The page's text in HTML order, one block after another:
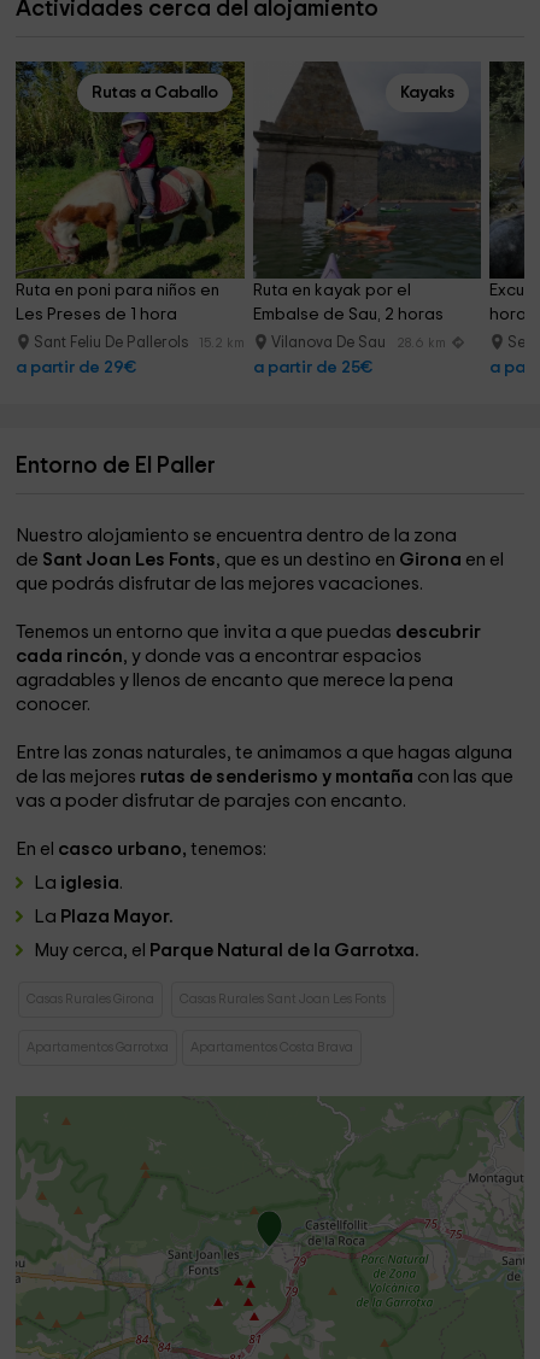
Actividades cerca del alojamiento
Rutas a Caballo
Ruta en poni para niños en
Les Preses de 1 hora
Sant Feliu De Pallerols 15.2 km
a partir de 29€
Kayaks
Ruta en kayak por el
Embalse de Sau, 2 horas
Vilanova De Sau 28.6 km
a partir de 25€
horas
a
Entorno de El Paller
Nuestro alojamiento se encuentra dentro de la zona
de Sant Joan Les Fonts, que es un destino en Girona en el
que podrás disfrutar de las mejores vacaciones.
Tenemos un entorno que invita a que puedas descubrir
cada rincón, y donde vas a encontrar espacios
agradables y llenos de encanto que merece la pena
conocer.
Entre las zonas naturales, te animamos a que hagas alguna
de las mejores rutas de senderismo y montaña con las que
vas a poder disfrutar de parajes con encanto.
En el casco urbano, tenemos:
La iglesia.
La Plaza Mayor.
Muy cerca, el
Parque Natural de la Garrotxa.
Casas Rurales Girona Casas Rurales Sant Joan Les Fonts
Apartamentos Garrotxa Apartamentos Costa Brava